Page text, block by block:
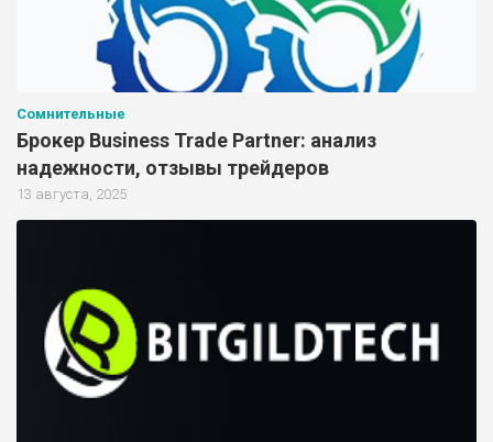
Сомнительные
Брокер Business Trade Partner: анализ
надежности, отзывы трейдеров
13 августа, 2025